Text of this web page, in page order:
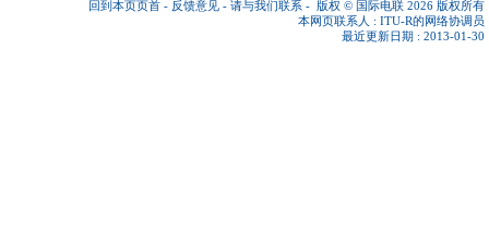
回到本页页首 - 反馈意见 - 请与我们联系 - 版权 © 国际电联 2026 版权所有
本网页联系人 : ITU-R的网络协调员
最近更新日期 : 2013-01-30